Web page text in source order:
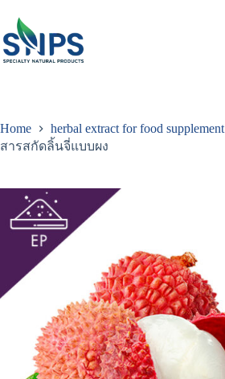
Home
herbal extract for food supplement
สารสกัดลิ้นจี่แบบผง